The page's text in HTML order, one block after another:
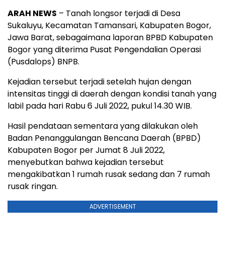
ARAH NEWS – Tanah longsor terjadi di Desa
Sukaluyu, Kecamatan Tamansari, Kabupaten Bogor,
Jawa Barat, sebagaimana laporan BPBD Kabupaten
Bogor yang diterima Pusat Pengendalian Operasi
(Pusdalops) BNPB.
Kejadian tersebut terjadi setelah hujan dengan
intensitas tinggi di daerah dengan kondisi tanah yang
labil pada hari Rabu 6 Juli 2022, pukul 14.30 WIB.
Hasil pendataan sementara yang dilakukan oleh
Badan Penanggulangan Bencana Daerah (BPBD)
Kabupaten Bogor per Jumat 8 Juli 2022,
menyebutkan bahwa kejadian tersebut
mengakibatkan 1 rumah rusak sedang dan 7 rumah
rusak ringan.
ADVERTISEMENT